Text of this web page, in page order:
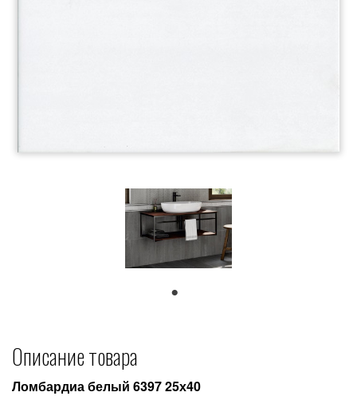
Описание товара
Ломбардиа белый 6397 25х40